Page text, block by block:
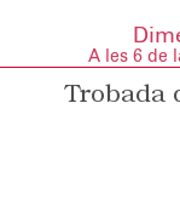
A les 6 de
Trobada